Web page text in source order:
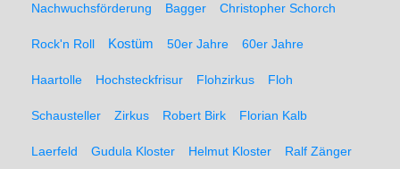
Nachwuchsförderung Bagger Christopher Schorch
Rock'n Roll Kostüm 50er Jahre 60er Jahre
Haartolle Hochsteckfrisur Flohzirkus Floh
Schausteller Zirkus Robert Birk Florian Kalb
Laerfeld Gudula Kloster Helmut Kloster Ralf Zänger